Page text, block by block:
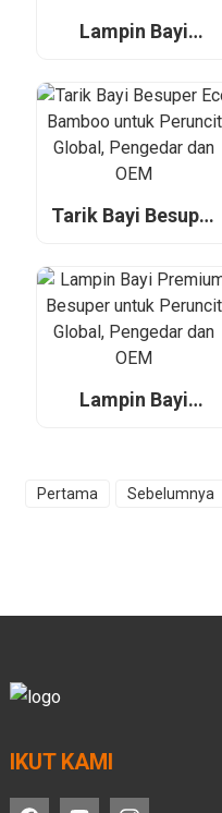
Lampin Bayi
Peruncit Global,
Pengedar dan OEM
Tarik Bayi Besuper
Pengedar dan OEM
Lampin Bayi
dan OEM
Pertama Sebelumnya
IKUT KAMI